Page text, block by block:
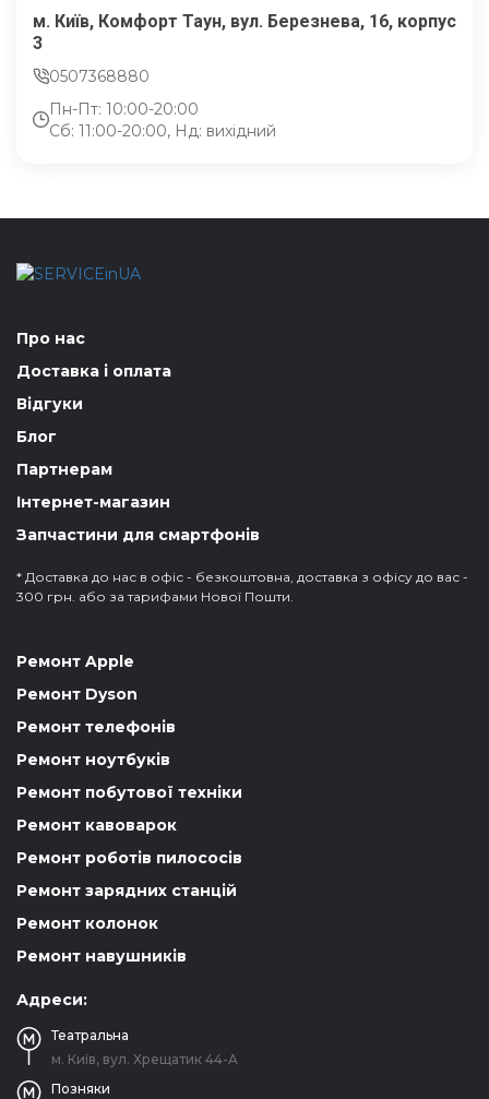
м. Київ, Комфорт Таун, вул. Березнева, 16, корпус
3
0507368880
Пн-Пт: 10:00-20:00
Сб: 11:00-20:00, Нд: вихідний
Про нас
Доставка і оплата
Відгуки
Блог
Партнерам
Інтернет-магазин
Запчастини для смартфонів
* Доставка до нас в офіс - безкоштовна, доставка з офісу до вас -
300 грн. або за тарифами Нової Пошти.
Ремонт Apple
Ремонт Dyson
Ремонт телефонів
Ремонт ноутбуків
Ремонт побутової техніки
Ремонт кавоварок
Ремонт роботів пилососів
Ремонт зарядних станцій
Ремонт колонок
Ремонт навушників
Адреси:
Театральна
м. Київ, вул. Хрещатик 44-A
Позняки